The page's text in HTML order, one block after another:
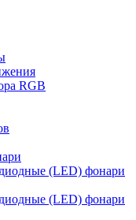
RGB
(LED) фонари
(LED) фонари